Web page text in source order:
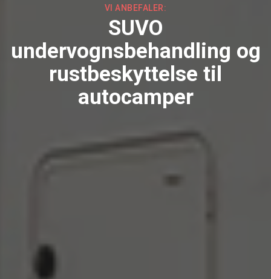
VI ANBEFALER:
SUVO
undervognsbehandling og
rustbeskyttelse til
autocamper